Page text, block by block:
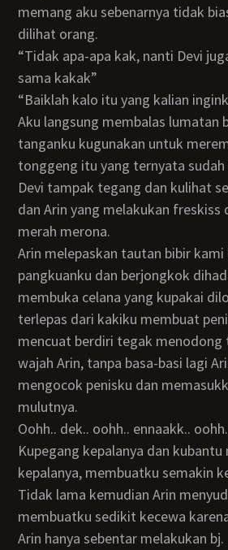
memang aku sebenarnya tidak
dilihat orang.
“tidak apa-apa kak, nanti Devi juga minta diajarin
sama kakak”
“baiklah kalo itu yang kalian
Aku langsung membalas lumatan bibir Arin dan
tanganku kugunakan untuk
tonggeng itu yang ternyata
Devi tampak tegang dan kulihat
dan Arin yang melakukan freskiss
merah merona.
Arin melepaskan tautan bibir kami langsung turun dari
pangkuanku dan berjongkok
membuka celana yang kupakai
terlepas dari kakiku membuat
mencuat berdiri tegak menodong
wajah Arin, tanpa basa-basi lagi
mengocok penisku dan
mulutnya.
oohh.. dek.. oohh.. ennaakk..
Kupegang kepalanya dan kubantu menaik turunkan
kepalanya, membuatku semakin
Tidak lama kemudian Arin menyudahi kulumannya,
membuatku sedikit kecewa
Arin hanya sebentar melakukan bj.